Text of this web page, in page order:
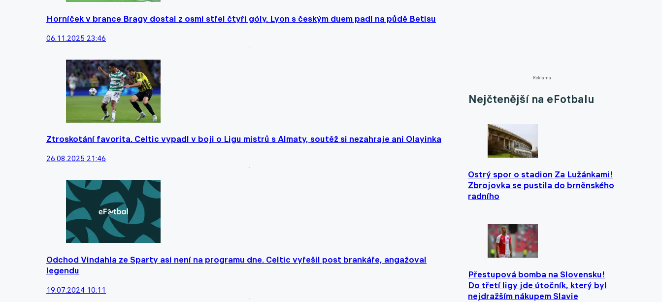
Horníček v brance Bragy dostal z osmi střel čtyři góly. Lyon s českým duem padl na půdě Betisu
06.11.2025 23:46
Ztroskotání favorita. Celtic vypadl v boji o Ligu mistrů s Almaty, soutěž si nezahraje ani Olayinka
26.08.2025 21:46
Odchod Vindahla ze Sparty asi není na programu dne. Celtic vyřešil post brankáře, angažoval
legendu
19.07.2024 10:11
Reklama
Nejčtenější na eFotbalu
Ostrý spor o stadion Za Lužánkami!
Zbrojovka se pustila do brněnského
radního
Přestupová bomba na Slovensku!
Do třetí ligy jde útočník, který byl
nejdražším nákupem Slavie